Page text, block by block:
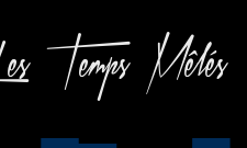
Temps Mêlés